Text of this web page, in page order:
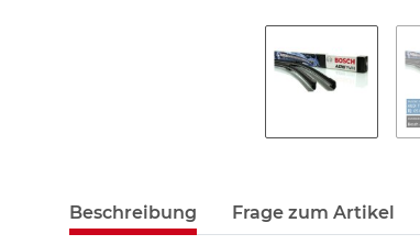
Beschreibung Frage zum Artikel